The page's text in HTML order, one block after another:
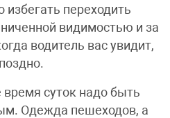
переходить
видимостью и за
водитель вас увидит,
суток надо быть
Одежда пешеходов, а